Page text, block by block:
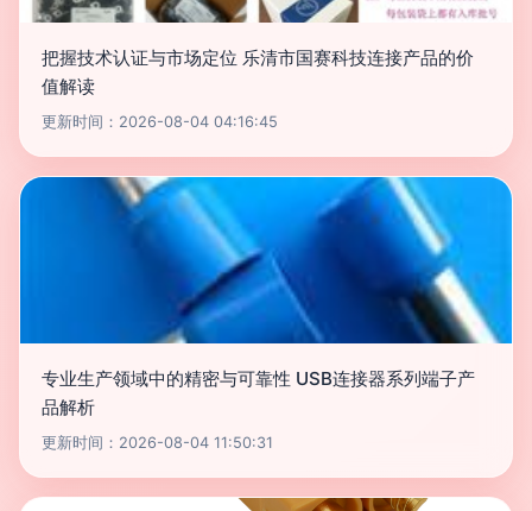
把握技术认证与市场定位 乐清市国赛科技连接产品的价
值解读
更新时间：2026-08-04 04:16:45
专业生产领域中的精密与可靠性 USB连接器系列端子产
品解析
更新时间：2026-08-04 11:50:31